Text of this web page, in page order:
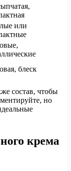
или
блеск
состав, чтобы
но
крема